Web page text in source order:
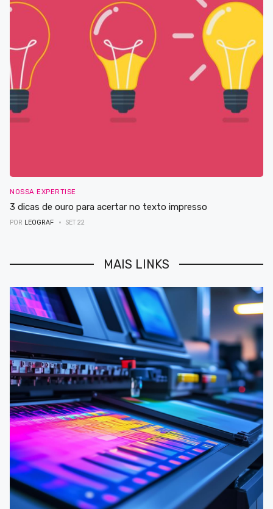
NOSSA EXPERTISE
3 dicas de ouro para acertar no texto impresso
POR LEOGRAF SET 22
MAIS LINKS